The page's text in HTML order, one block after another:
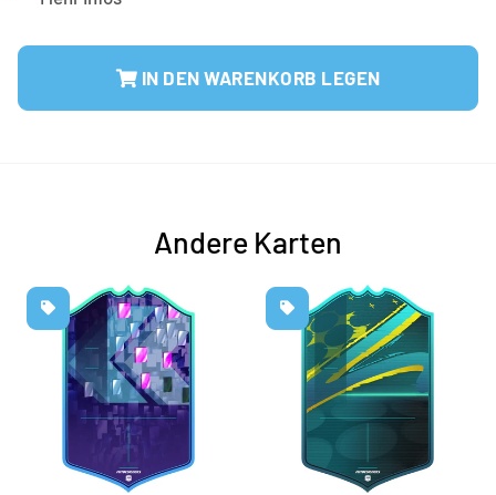
IN DEN WARENKORB LEGEN
Andere Karten